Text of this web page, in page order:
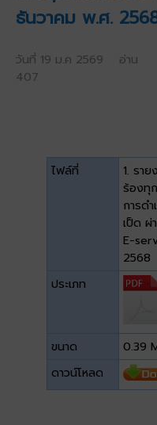
ธันวาคม พ.ศ.
วันที่ 19 ม.ค 2569 อ่าน
407
ไฟล์ที่
1. รา
ร้องทุ
การด
เป็ด ผ่
E-
2568
ประเภท
ขนาด
0.39
ดาวน์โหลด